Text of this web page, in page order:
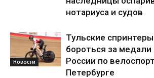
нотариуса и судов
Новости
Тульские
бороться за медали
России по
Петербурге